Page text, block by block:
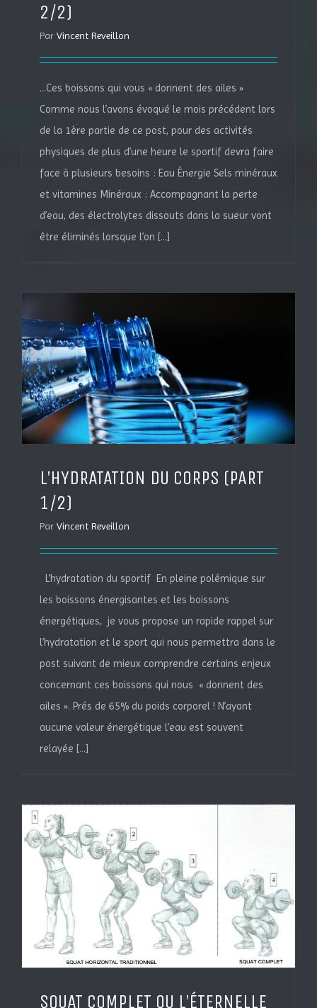
2/2)
Par Vincent Reveillon
...Ces boissons qui vous « donnent des ailes »
Comme nous l’avons évoqué le mois précédent lors
de la 1ère partie de ce post, pour des activités
physiques de plus d’une heure le sportif devra faire
face à plusieurs besoins : Eau Énergie Sels minéraux
et vitamines Minéraux : Accompagnant la perte
d’eau, des électrolytes dissouts dans la sueur vont
être éliminés lorsque l’on [...]
L’HYDRATATION DU CORPS (PART
1/2)
Par Vincent Reveillon
L’hydratation du sportif En pleine polémique sur
les boissons énergisantes et les boissons
énergétiques, je vous propose un rapide rappel sur
l’hydratation et le sport qui nous permettra dans le
post suivant de mieux comprendre certains enjeux
concernant ces boissons qui nous « donnent des
ailes ». Prés de 65% du poids corporel ! N’ayant
aucune valeur énergétique l’eau est souvent
relayée [...]
SQUAT COMPLET OU L’ÉTERNELLE